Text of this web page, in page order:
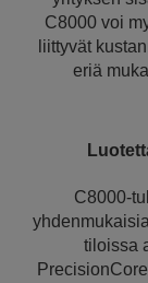
C8000 voi
liittyvät
eriä
C8000-
tiloissa